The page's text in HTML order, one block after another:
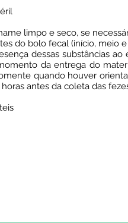
limpo e seco, se
do bolo fecal (início, meio
dessas substâncias
da entrega do
quando houver
antes da coleta das